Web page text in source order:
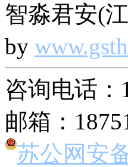
智淼君安(
by
咨询电话：
邮箱：
苏公网安